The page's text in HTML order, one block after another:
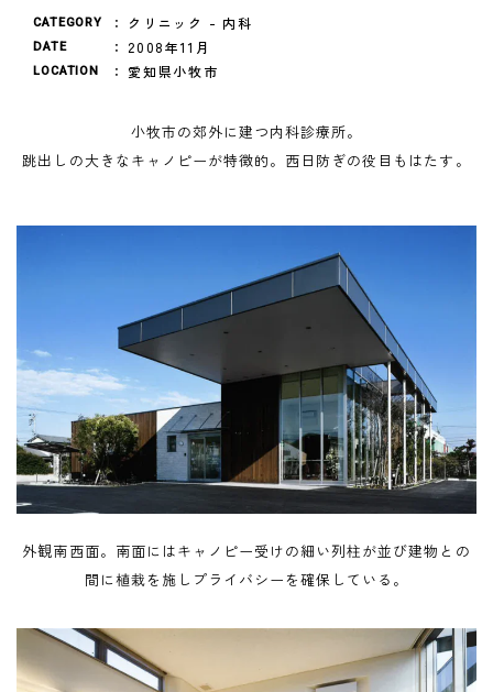
CATEGORY クリニック 内科
DATE 2008年11月
LOCATION 愛知県小牧市
小牧市の郊外に建つ内科診療所。
跳出しの大きなキャノピーが特徴的。西日防ぎの役目もはたす。
外観南西面。南面にはキャノピー受けの細い列柱が並び建物との
間に植栽を施しプライバシーを確保している。